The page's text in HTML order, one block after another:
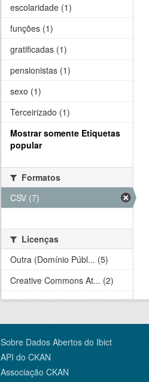
escolaridade (1)
funções (1)
gratificadas (1)
pensionistas (1)
sexo (1)
Terceirizado (1)
Mostrar somente Etiquetas
popular
Formatos
CSV (7)
Licenças
Outra (Domínio Públ... (5)
Creative Commons At... (2)
Sobre Dados Abertos do Ibict
API do CKAN
Associação CKAN